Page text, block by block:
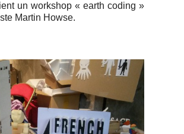
un work­shop « earth coding »
Martin Howse.